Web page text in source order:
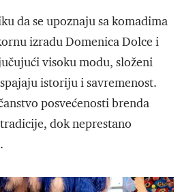
da se upoznaju sa komadima
izradu Domenica Dolce i
visoku modu, složeni
istoriju i savremenost.
posvećenosti brenda
dok neprestano